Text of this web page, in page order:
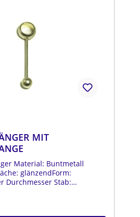
MIT
Material: Buntmetall
glänzendForm:
Durchmesser Stab:
ca.